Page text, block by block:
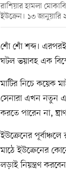
রাশিয়ার হামলা
ইউক্রেন। ১৩ জানুয়ারি
শোঁ শোঁ শব্দ।
ঘটল ভয়াবহ এক
মাটির নিচে কয়েক
সেনারা এখন নতুন
করতে পারেন না,
ইউক্রেনের
মাঠে ইউক্রেনের
লড়াই নিয়ন্ত্রণ